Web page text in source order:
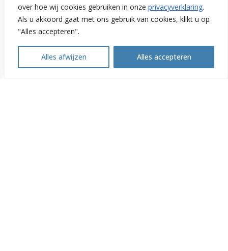
over hoe wij cookies gebruiken in onze privacyverklaring.
Als u akkoord gaat met ons gebruik van cookies, klikt u op
"Alles accepteren".
Alles afwijzen Alles accepteren
Contact
Open